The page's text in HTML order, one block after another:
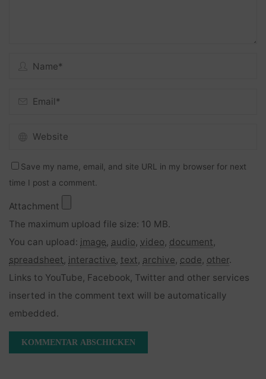
Save my name, email, and site URL in my browser for next
time I post a comment.
Attachment
The maximum upload file size: 10 MB.
You can upload: image, audio, video, document,
spreadsheet, interactive, text, archive, code, other.
Links to YouTube, Facebook, Twitter and other services
inserted in the comment text will be automatically
embedded.